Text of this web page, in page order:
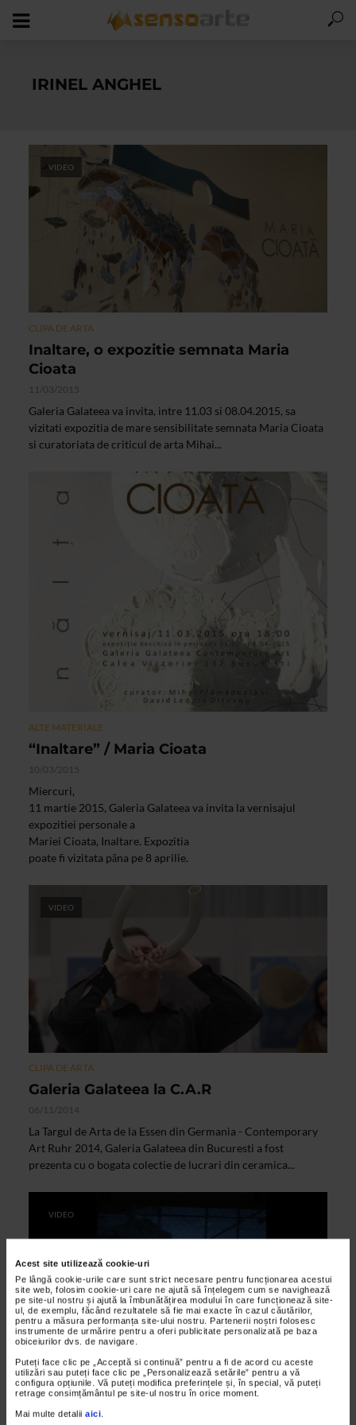
Acest site utilizează cookie-uri
Pe lângă cookie-urile care sunt strict necesare pentru funcționarea acestui
site web, folosim cookie-uri care ne ajută să înțelegem cum se navighează
pe site-ul nostru și ajută la îmbunătățirea modului în care funcționează site-
ul, de exemplu, făcând rezultatele să fie mai exacte în cazul căutărilor,
pentru a măsura performanța site-ului nostru. Partenerii noștri folosesc
instrumente de urmărire pentru a oferi publicitate personalizată pe baza
obiceiurilor dvs. de navigare.
Puteți face clic pe „Acceptă si continuă” pentru a fi de acord cu aceste
utilizări sau puteți face clic pe „Personalizează setările” pentru a vă
configura opțiunile. Vă puteți modifica preferințele și, în special, vă puteți
retrage consimțământul pe site-ul nostru în orice moment.
Mai multe detalii aici.
IRINEL ANGHEL
VIDEO
CLIPA DE ARTA
Inaltare, o expozitie semnata Maria
Cioata
11/03/2015
Galeria Galateea va invita, intre 11.03 si 08.04.2015, sa
vizitati expozitia de mare sensibilitate semnata Maria Cioata
si curatoriata de criticul de arta Mihai...
ALTE MATERIALE
“Inaltare” / Maria Cioata
10/03/2015
Miercuri,
11 martie 2015, Galeria Galateea va invita la vernisajul
expozitiei personale a
Mariei Cioata, Inaltare. Expozitia
poate fi vizitata pȃna pe 8 aprilie.
VIDEO
CLIPA DE ARTA
Galeria Galateea la C.A.R
06/11/2014
La Targul de Arta de la Essen din Germania - Contemporary
Art Ruhr 2014, Galeria Galateea din Bucuresti a fost
prezenta cu o bogata colectie de lucrari din ceramica...
VIDEO
ARTELE SPECTACOLULUI
InnerSound 2014 – Festivalul
International de Arte Noi